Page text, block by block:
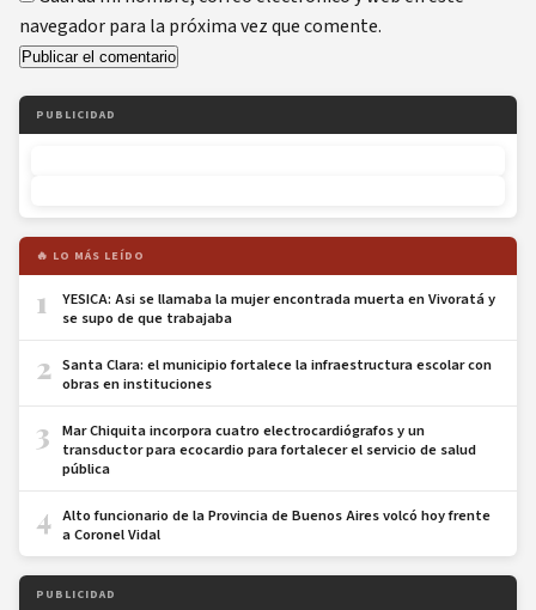
navegador para la próxima vez que comente.
PUBLICIDAD
🔥 LO MÁS LEÍDO
1
YESICA: Asi se llamaba la mujer encontrada muerta en Vivoratá y
se supo de que trabajaba
2 Santa Clara: el municipio fortalece la infraestructura escolar con
obras en instituciones
3
Mar Chiquita incorpora cuatro electrocardiógrafos y un
transductor para ecocardio para fortalecer el servicio de salud
pública
4 Alto funcionario de la Provincia de Buenos Aires volcó hoy frente
a Coronel Vidal
PUBLICIDAD